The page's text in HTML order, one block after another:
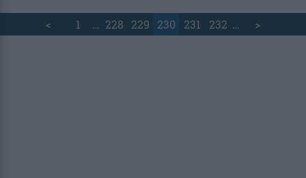
< 1 … 228 229 230 231 232 … >